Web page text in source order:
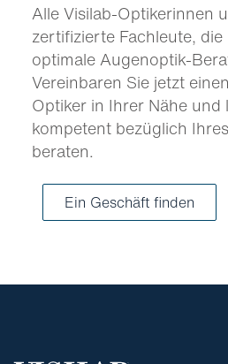
Alle Visilab-Optikerinnen
zertifizierte Fachleute,
optimale Augenoptik-
Vereinbaren Sie jetzt
Optiker in Ihrer Nähe und
kompetent bezüglich
beraten.
Ein Geschäft finden